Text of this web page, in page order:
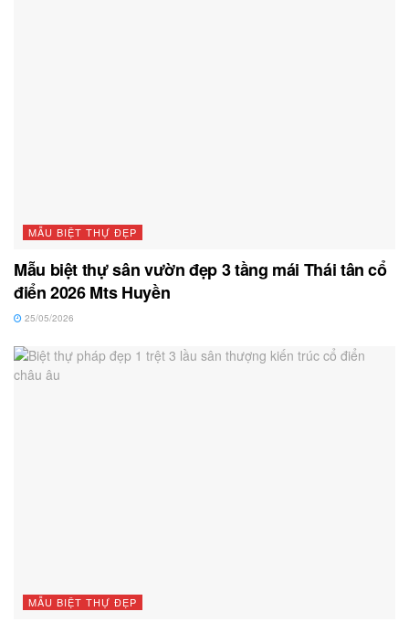
MẪU BIỆT THỰ ĐẸP
Mẫu biệt thự sân vườn đẹp 3 tầng mái Thái tân cổ
điển 2026 Mts Huyền
25/05/2026
MẪU BIỆT THỰ ĐẸP